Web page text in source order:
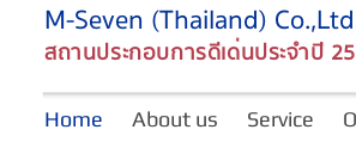
M-Seven (Thailand)
สถานประกอบการดีเด่นประจำปี
Home About us Service